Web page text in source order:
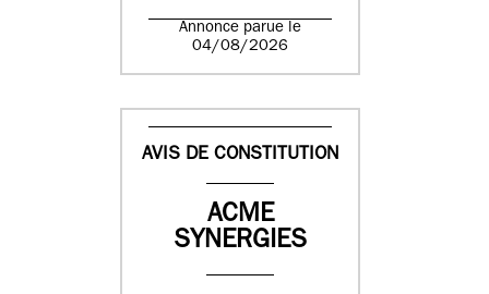
Annonce parue le
04/08/2026
AVIS DE CONSTITUTION
ACME
SYNERGIES